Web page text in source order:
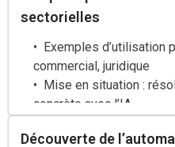
sectorielles
Exemples d’utilisation
commercial, juridique
Mise en situation :
concrète avec l’IA
apportés par les
Découverte de